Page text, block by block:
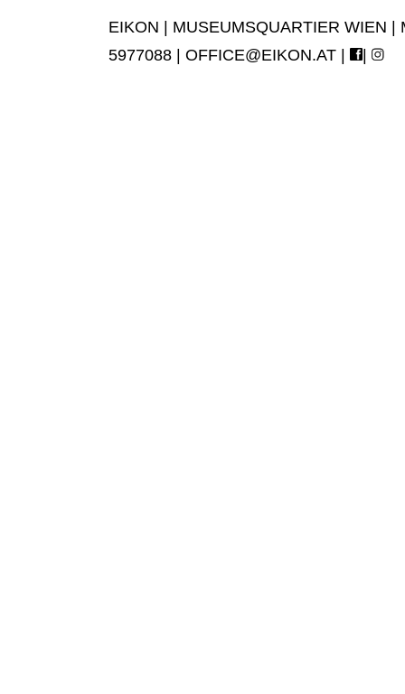
EIKON | MUSEUMSQUARTIER WIEN
5977088 | OFFICE@EIKON.AT | |